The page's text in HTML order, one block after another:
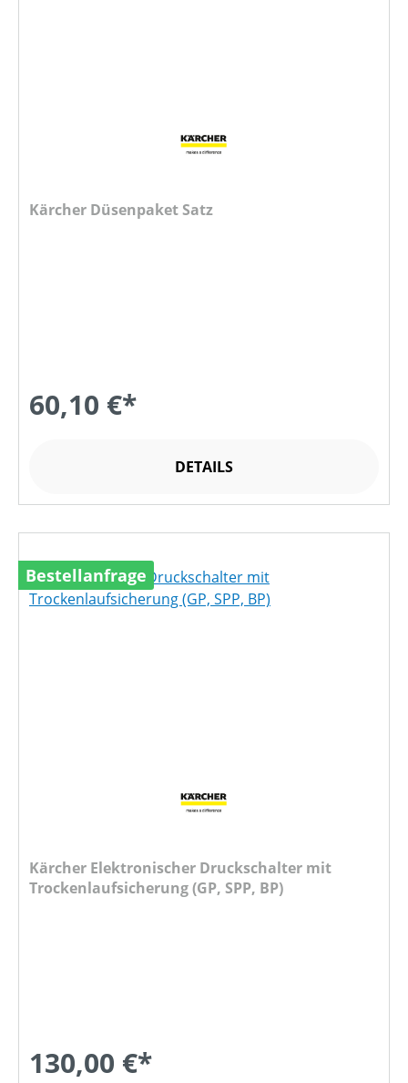
Kärcher Düsenpaket Satz
60,10 €*
DETAILS
Bestellanfrage
Kärcher Elektronischer Druckschalter mit
Trockenlaufsicherung (GP, SPP, BP)
130,00 €*